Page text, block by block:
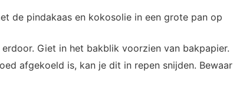
de pindakaas en kokosolie in een grote pan op
Giet in het bakblik voorzien van bakpapier.
afgekoeld is, kan je dit in repen snijden. Bewaar